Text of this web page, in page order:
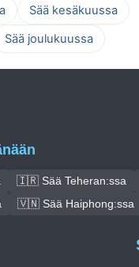
Sää kesäkuussa
Sää joulukuussa
🇮🇷 Sää Teheran:ssa
🇻🇳 Sää Haiphong:ssa